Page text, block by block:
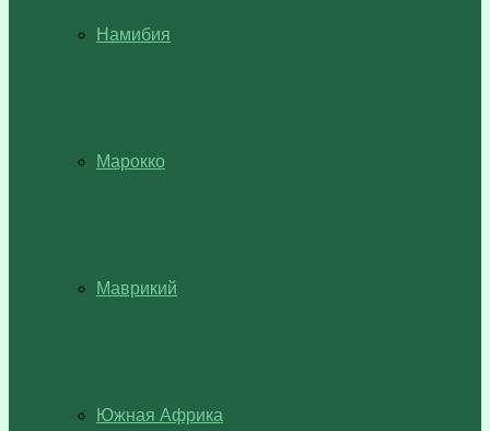
Намибия
Марокко
Маврикий
Южная Африка